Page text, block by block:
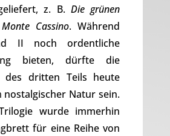
z. B. Die grünen
Cassino. Während
II noch ordentliche
bieten, dürfte die
des dritten Teils heute
Natur sein.
wurde immerhin
für eine Reihe von